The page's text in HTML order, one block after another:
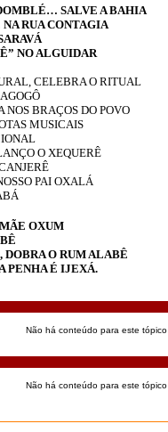
SALVE A BAHIA
RUA CONTAGIA
NO ALGUIDAR
CELEBRA O RITUAL
NOS BRAÇOS DO POVO
MUSICAIS
O XEQUERÊ
PAI OXALÁ
OXUM
DOBRA O RUM ALABÊ
PENHA É IJEXÁ.
Não há conteúdo para este tópico
Não há conteúdo para este tópico